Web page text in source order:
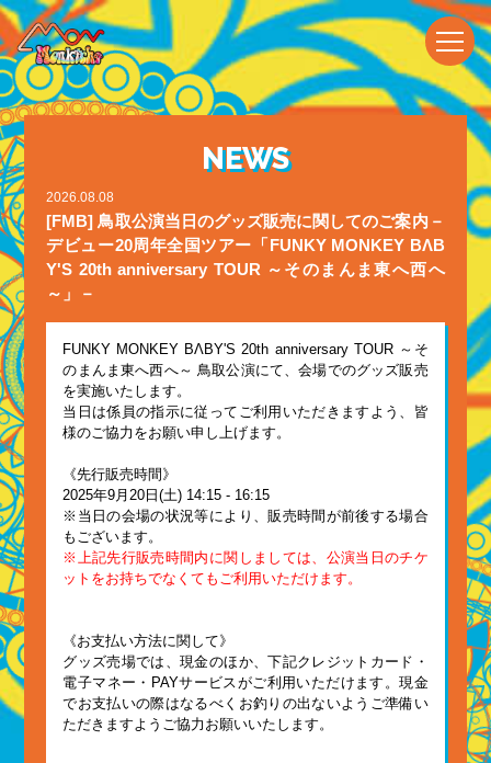
NEWS
2026.08.08
[FMB] 鳥取公演当日のグッズ販売に関してのご案内－
デビュー20周年全国ツアー「FUNKY MONKEY BΛB
Y'S 20th anniversary TOUR ～そのまんま東へ西へ
～」－
FUNKY MONKEY BΛBY'S 20th anniversary TOUR ～そ
のまんま東へ西へ～ 鳥取公演にて、会場でのグッズ販売
を実施いたします。
当日は係員の指示に従ってご利用いただきますよう、皆
様のご協力をお願い申し上げます。
《先行販売時間》
2025年9月20日(土) 14:15 - 16:15
※当日の会場の状況等により、販売時間が前後する場合
もございます。
※上記先行販売時間内に関しましては、公演当日のチケ
ットをお持ちでなくてもご利用いただけます。
《お支払い方法に関して》
グッズ売場では、現金のほか、下記クレジットカード・
電子マネー・PAYサービスがご利用いただけます。現金
でお支払いの際はなるべくお釣りの出ないようご準備い
ただきますようご協力お願いいたします。